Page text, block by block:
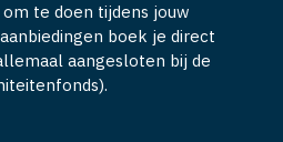
te doen tijdens jouw
boek je direct
aangesloten bij de